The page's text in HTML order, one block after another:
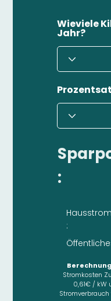
Wieviele
Jahr?
:
:
Stromkosten
0,61€ / kW